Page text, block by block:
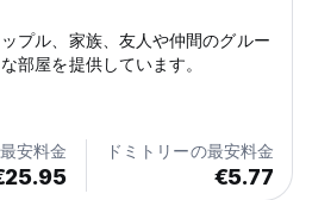
プル、家族、友人や仲間のグルー
部屋を提供しています。
安料金 ドミトリーの最安料金
€5.77